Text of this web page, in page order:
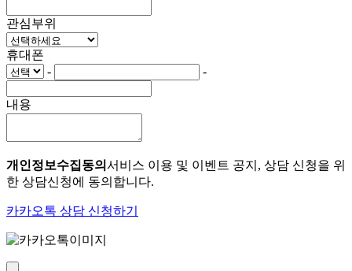
관심부위
휴대폰
-
-
내용
개인정보수집동의 서비스 이용 및 이벤트 공지, 상담 신청을 위
한 상담신청에 동의합니다.
카카오톡 상담 신청하기